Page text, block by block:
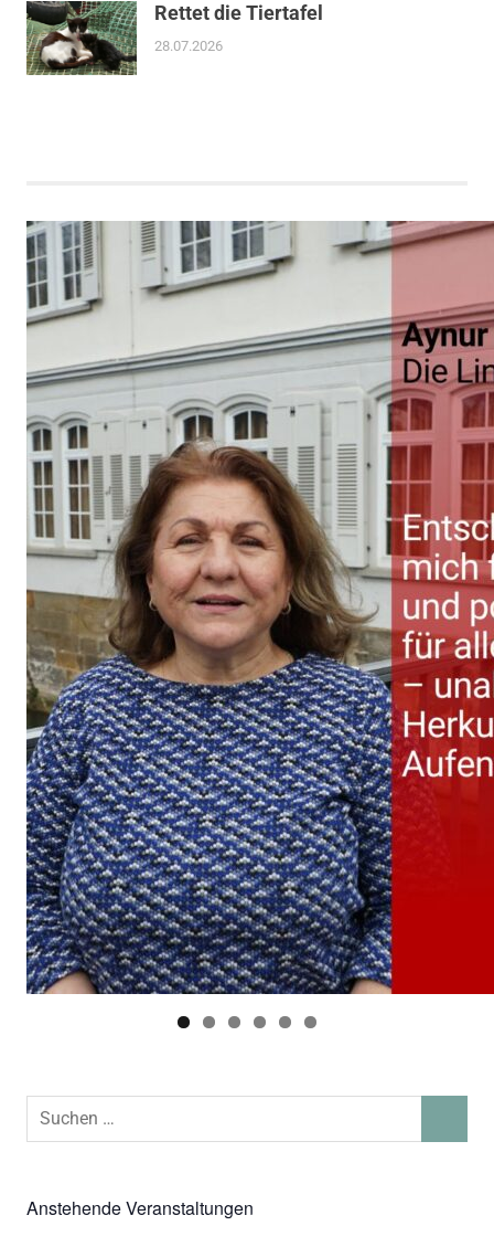
Rettet die Tiertafel
28.07.2026
Suchen
Anstehende Veranstaltungen